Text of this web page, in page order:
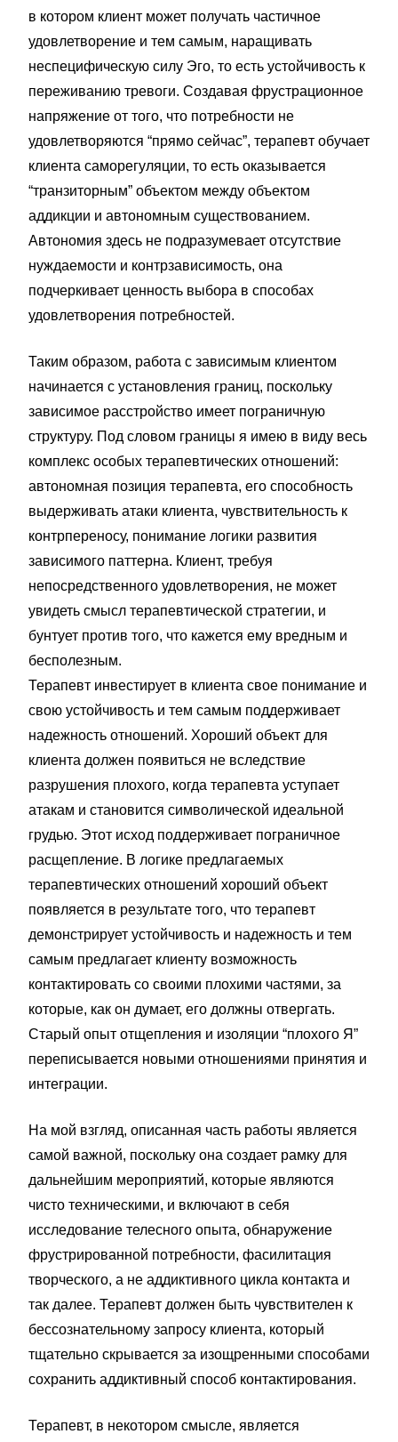
в котором клиент может получать частичное
удовлетворение и тем самым, наращивать
неспецифическую силу Эго, то есть устойчивость к
переживанию тревоги. Создавая фрустрационное
напряжение от того, что потребности не
удовлетворяются “прямо сейчас”, терапевт обучает
клиента саморегуляции, то есть оказывается
“транзиторным” объектом между объектом
аддикции и автономным существованием.
Автономия здесь не подразумевает отсутствие
нуждаемости и контрзависимость, она
подчеркивает ценность выбора в способах
удовлетворения потребностей.
Таким образом, работа с зависимым клиентом
начинается с установления границ, поскольку
зависимое расстройство имеет пограничную
структуру. Под словом границы я имею в виду весь
комплекс особых терапевтических отношений:
автономная позиция терапевта, его способность
выдерживать атаки клиента, чувствительность к
контрпереносу, понимание логики развития
зависимого паттерна. Клиент, требуя
непосредственного удовлетворения, не может
увидеть смысл терапевтической стратегии, и
бунтует против того, что кажется ему вредным и
бесполезным.
Терапевт инвестирует в клиента свое понимание и
свою устойчивость и тем самым поддерживает
надежность отношений. Хороший объект для
клиента должен появиться не вследствие
разрушения плохого, когда терапевта уступает
атакам и становится символической идеальной
грудью. Этот исход поддерживает пограничное
расщепление. В логике предлагаемых
терапевтических отношений хороший объект
появляется в результате того, что терапевт
демонстрирует устойчивость и надежность и тем
самым предлагает клиенту возможность
контактировать со своими плохими частями, за
которые, как он думает, его должны отвергать.
Старый опыт отщепления и изоляции “плохого Я”
переписывается новыми отношениями принятия и
интеграции.
На мой взгляд, описанная часть работы является
самой важной, поскольку она создает рамку для
дальнейшим мероприятий, которые являются
чисто техническими, и включают в себя
исследование телесного опыта, обнаружение
фрустрированной потребности, фасилитация
творческого, а не аддиктивного цикла контакта и
так далее. Терапевт должен быть чувствителен к
бессознательному запросу клиента, который
тщательно скрывается за изощренными способами
сохранить аддиктивный способ контактирования.
Терапевт, в некотором смысле, является